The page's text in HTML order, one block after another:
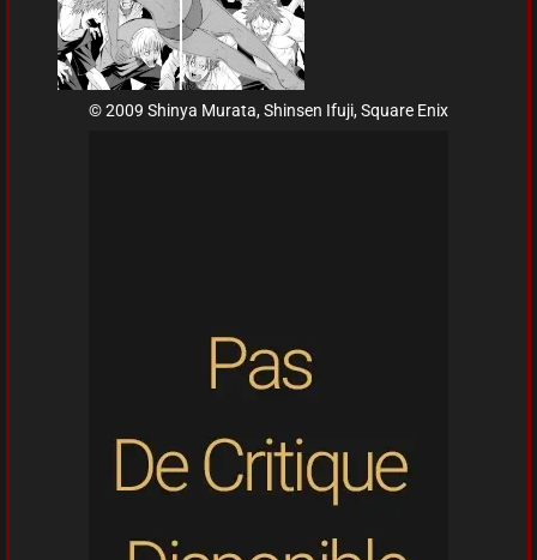
© 2009 Shinya Murata, Shinsen Ifuji, Square Enix